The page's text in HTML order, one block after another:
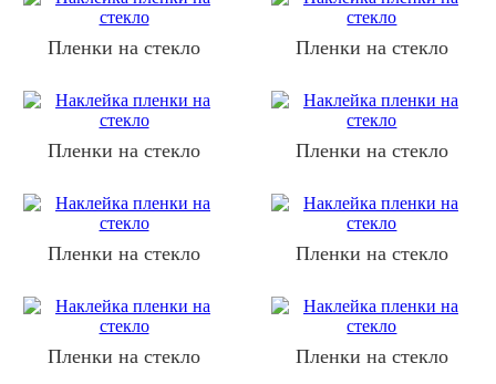
Пленки на стекло Пленки на стекло
Пленки на стекло Пленки на стекло
Пленки на стекло Пленки на стекло
Пленки на стекло Пленки на стекло